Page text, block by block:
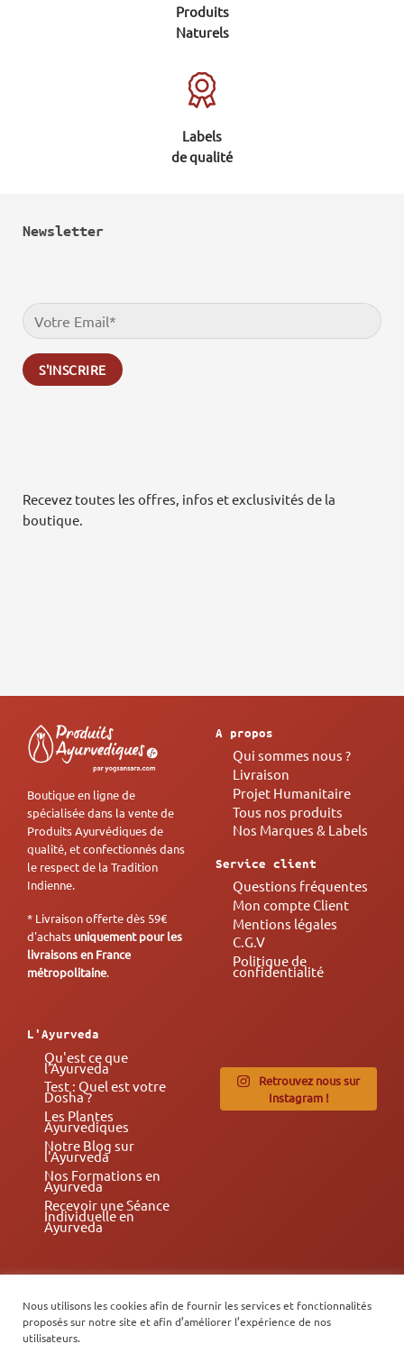
Produits
Naturels
Labels
de qualité
Newsletter
Recevez toutes les offres, infos et exclusivités de la
boutique.
Boutique en ligne de
spécialisée dans la vente de
Produits Ayurvédiques de
qualité, et confectionnés dans
le respect de la Tradition
Indienne.
* Livraison offerte dès 59€
d'achats uniquement pour les
livraisons en France
métropolitaine.
A propos
Qui sommes nous ?
Livraison
Projet Humanitaire
Tous nos produits
Nos Marques & Labels
Service client
Questions fréquentes
Mon compte Client
Mentions légales
C.G.V
Politique de
confidentialité
L'Ayurveda
Qu'est ce que
l'Ayurveda
Test : Quel est votre
Dosha ?
Les Plantes
Ayurvediques
Notre Blog sur
l'Ayurveda
Nos Formations en
Ayurveda
Recevoir une Séance
Individuelle en
Ayurveda
Retrouvez nous sur
Instagram !
PayPal
Nous utilisons les cookies afin de fournir les services et fonctionnalités
proposés sur notre site et afin d’améliorer l’expérience de nos
utilisateurs.